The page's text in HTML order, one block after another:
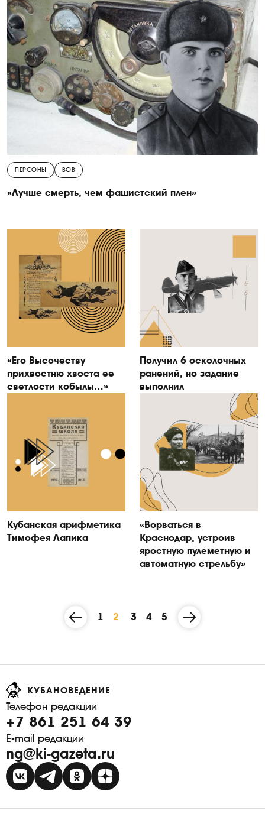
ПЕРСОНЫ ВОВ
«Лучше смерть, чем фашистский плен»
«Его Высочеству
прихвостню хвоста ее
светлости кобылы…»
Получил 6 осколочных
ранений, но задание
выполнил
Кубанская арифметика
Тимофея Лапика
«Ворваться в
Краснодар, устроив
яростную пулеметную и
автоматную стрельбу»
1 2 3 4 5
КУБАНОВЕДЕНИЕ
Телефон редакции
+7 861 251 64 39
E-mail редакции
ng@ki-gazeta.ru